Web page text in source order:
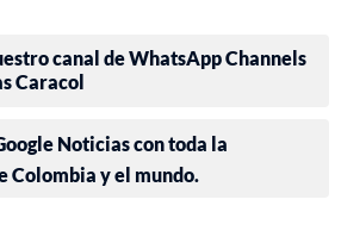
canal de WhatsApp Channels
Caracol
Noticias con toda la
Colombia y el mundo.